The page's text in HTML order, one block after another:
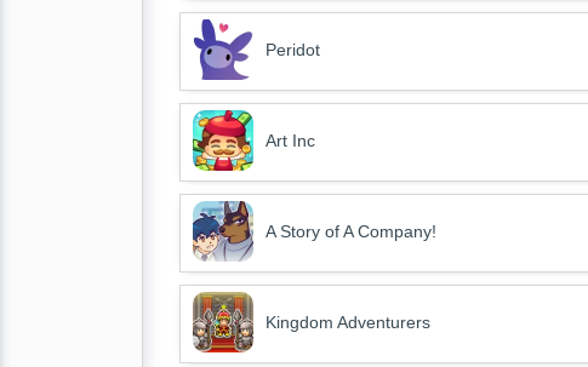
Peridot
Art Inc
A Story of A Company!
Kingdom Adventurers